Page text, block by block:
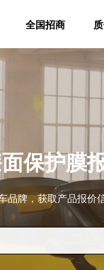
全国招商
面保护膜
品牌，获取产品报价